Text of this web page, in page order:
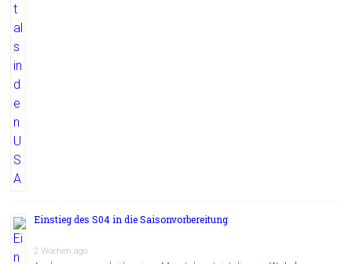
Einstieg des S04 in die Saisonvorbereitung
2 Wochen ago